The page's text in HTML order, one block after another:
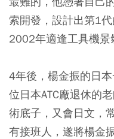
索開發，設計出第1代
2002年適逢工具機景
4年後，楊金振的日
位日本ATC廠退休的
術底子，又會日文，
有接班人，遂將楊金